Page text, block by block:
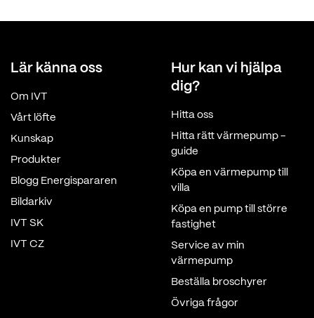
Lär känna oss
Om IVT
Vårt löfte
Kunskap
Produkter
Blogg Energispararen
Bildarkiv
IVT SK
IVT CZ
Hur kan vi hjälpa
dig?
Hitta oss
Hitta rätt värmepump -
guide
Köpa en värmepump till
villa
Köpa en pump till större
fastighet
Service av min
värmepump
Beställa broschyrer
Övriga frågor